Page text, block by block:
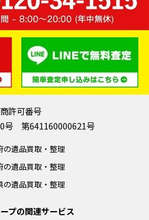
許可番号
号 第641160000621号
の遺品買取・整理
の遺品買取・整理
の遺品買取・整理
プの関連サービス